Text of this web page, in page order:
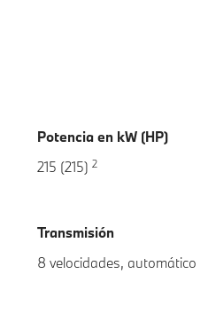
Potencia en kW (HP)
215 (215) 2
Transmisión
8 velocidades, automático